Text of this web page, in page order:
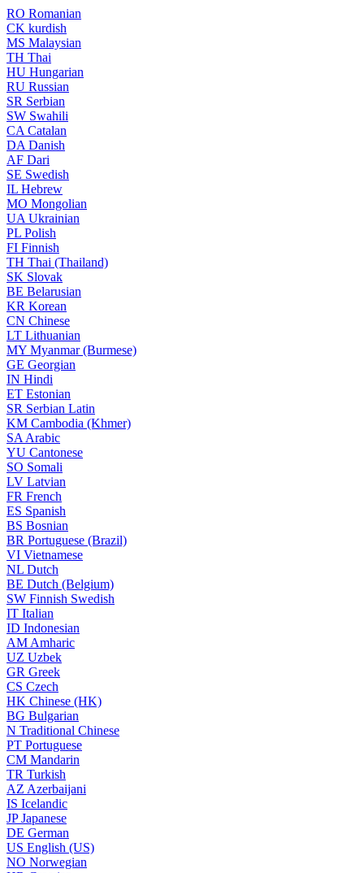
RO Romanian
CK kurdish
MS Malaysian
TH Thai
HU Hungarian
RU Russian
SR Serbian
SW Swahili
CA Catalan
DA Danish
AF Dari
SE Swedish
IL Hebrew
MO Mongolian
UA Ukrainian
PL Polish
FI Finnish
TH Thai (Thailand)
SK Slovak
BE Belarusian
KR Korean
CN Chinese
LT Lithuanian
MY Myanmar (Burmese)
GE Georgian
IN Hindi
ET Estonian
SR Serbian Latin
KM Cambodia (Khmer)
SA Arabic
YU Cantonese
SO Somali
LV Latvian
FR French
ES Spanish
BS Bosnian
BR Portuguese (Brazil)
VI Vietnamese
NL Dutch
BE Dutch (Belgium)
SW Finnish Swedish
IT Italian
ID Indonesian
AM Amharic
UZ Uzbek
GR Greek
CS Czech
HK Chinese (HK)
BG Bulgarian
N Traditional Chinese
PT Portuguese
CM Mandarin
TR Turkish
AZ Azerbaijani
IS Icelandic
JPJapanese
DE German
US English (US)
NO Norwegian